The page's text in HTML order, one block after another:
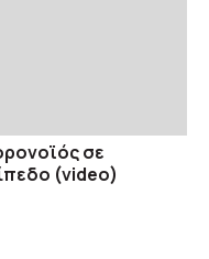
σε
(video)